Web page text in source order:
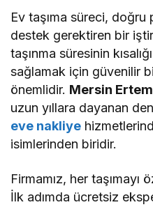
Ev taşıma süreci,
destek gerektiren bir
taşınma süresinin
sağlamak için güvenilir
önemlidir. Mersin
uzun yıllara dayanan
eve nakliye
isimlerinden biridir.
Firmamız, her taşımayı
İlk adımda ücretsiz